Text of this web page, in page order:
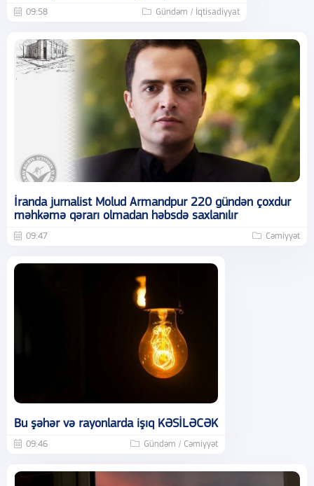
09:58 Gündəm / İqtisadiyyat
İranda jurnalist Molud Armandpur 220 gündən çoxdur
məhkəmə qərarı olmadan həbsdə saxlanılır
09:47 Cəmiyyət
Bu şəhər və rayonlarda işıq KƏSİLƏCƏK
09:46 Gündəm / Cəmiyyət